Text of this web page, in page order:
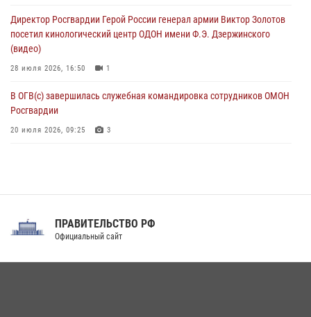
06 августа 2026, 10:30
Директор Росгвардии Герой России генерал армии Виктор Золотов
посетил кинологический центр ОДОН имени Ф.Э. Дзержинского
(видео)
28 июля 2026, 16:50 1
В ОГВ(с) завершилась служебная командировка сотрудников ОМОН
Росгвардии
20 июля 2026, 09:25 3
Праздник «Один день с Росгвардией» к 105-летию Центрального
ПРАВИТЕЛЬСТВО РФ
Официальный сайт